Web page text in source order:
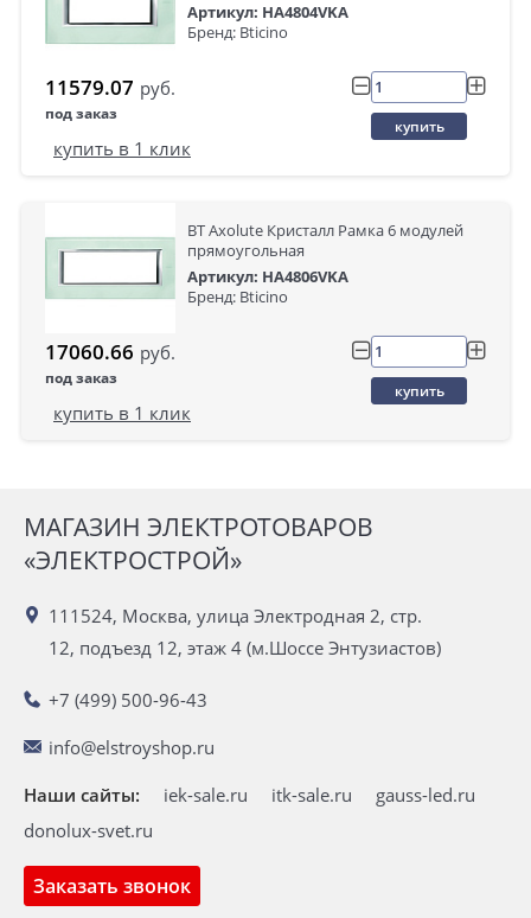
Артикул: HA4804VKA
Бренд: Bticino
11579.07 руб.
под заказ
купить
купить в 1 клик
BT Axolute Кристалл Рамка 6 модулей
прямоугольная
Артикул: HA4806VKA
Бренд: Bticino
17060.66 руб.
под заказ
купить
купить в 1 клик
МАГАЗИН ЭЛЕКТРОТОВАРОВ
«ЭЛЕКТРОСТРОЙ»
111524, Москва, улица Электродная 2, стр.
12, подъезд 12, этаж 4 (м.Шоссе Энтузиастов)
+7 (499) 500-96-43
info@elstroyshop.ru
Заказать звонок
Наши сайты: iek-sale.ru itk-sale.ru
gauss-led.ru
donolux-svet.ru